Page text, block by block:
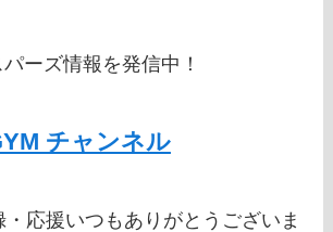
ーズ情報を発信中！
チャンネル
応援いつもありがとうございま